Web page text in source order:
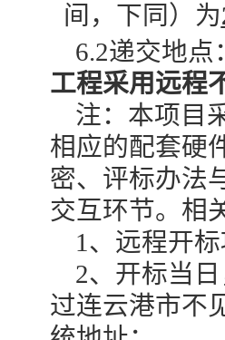
间，下同）为
6.2递交地点
工程采用远程
注：本项目
相应的配套硬
密、评标办法
交互环节。相
1、远程开
2、开标当
过连云港市不